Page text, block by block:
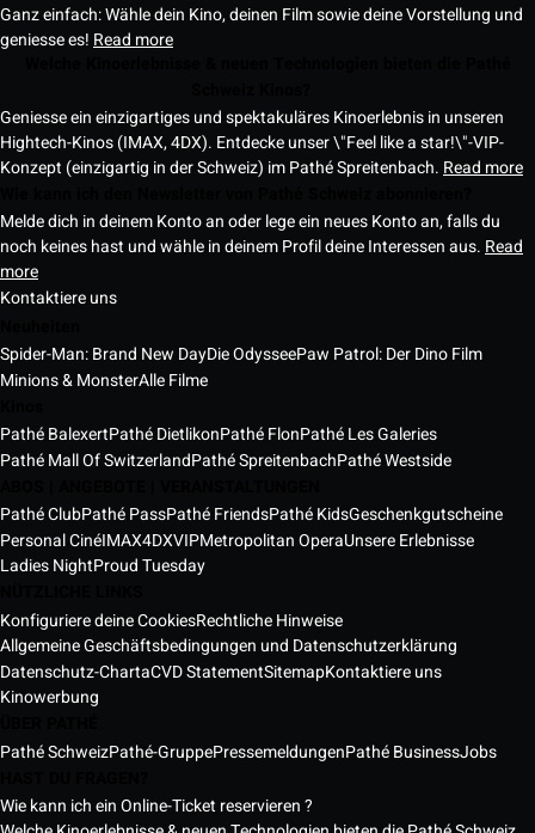
Ganz einfach: Wähle dein Kino, deinen Film sowie deine Vorstellung und
geniesse es! Read more
Geniesse ein einzigartiges und spektakuläres Kinoerlebnis in unseren
Hightech-Kinos (IMAX, 4DX). Entdecke unser \"Feel like a star!\"-VIP-
Konzept (einzigartig in der Schweiz) im Pathé Spreitenbach. Read more
Melde dich in deinem Konto an oder lege ein neues Konto an, falls du
noch keines hast und wähle in deinem Profil deine Interessen aus. Read
more
Kontaktiere uns
Spider-Man: Brand New DayDie OdysseePaw Patrol: Der Dino Film
Minions & MonsterAlle Filme
Pathé BalexertPathé DietlikonPathé FlonPathé Les Galeries
Pathé Mall Of SwitzerlandPathé SpreitenbachPathé Westside
Pathé ClubPathé PassPathé FriendsPathé KidsGeschenkgutscheine
Personal CinéIMAX4DXVIPMetropolitan OperaUnsere Erlebnisse
Ladies NightProud Tuesday
Konfiguriere deine CookiesRechtliche Hinweise
Allgemeine Geschäftsbedingungen und Datenschutzerklärung
Datenschutz-ChartaCVD StatementSitemapKontaktiere uns
Kinowerbung
Pathé SchweizPathé-GruppePressemeldungenPathé BusinessJobs
Wie kann ich ein Online-Ticket reservieren ?